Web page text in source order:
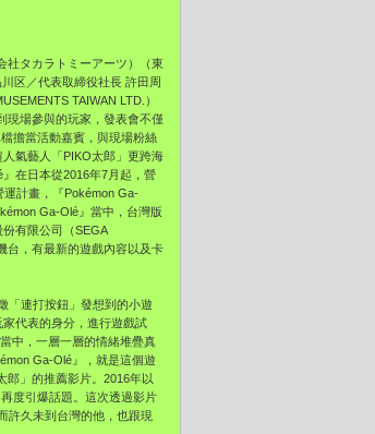
社タカラトミーアーツ）（東
区／代表取締役社長 許田周
TAIWAN LTD.）
現場參與的玩家，發表會不僅
擔當活動嘉賓， 與現場粉絲
氣藝人「PIKO太郎」 更跨海
在日本從2016年7月起，營
運計畫，『Pokémon Ga-
Ga-Olé』當中，台灣版
有限公司（SEGA
台， 有最新的遊戲內容以及卡
「連打按鈕」發想到的小遊
代表的身分， 進行遊戲試
中， 一層一層的情緒堆疊真
Ga-Olé』，就是這個遊
」 的推薦影片。2016年以
度引爆話題。這次透過影片
許久未到台灣的他， 也跟現